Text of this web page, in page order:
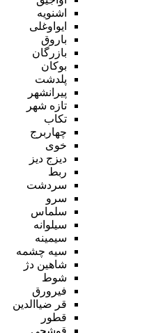
اشنویه
ایواوغلی
باروق
بازرگان
بوکان
پلدشت
پیرانشهر
تازه شهر
تکاب
چهاربرج
خوی
دیزج دیز
ربط
سردشت
سرو
سلماس
سیلوانه
سیمینه
سیه چشمه
شاهین دژ
شوط
فیرورق
قر ضیاالدین
قطور
قوشچی